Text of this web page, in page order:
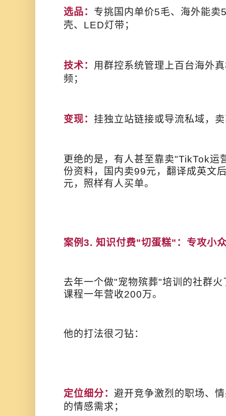
选品： 专挑国内单价5毛、海外能卖
壳、LED灯带；
技术： 用群控系统管理上百台海外
频；
变现： 挂独立站链接或导流私域，
更绝的是，有人甚至靠卖"TikTok
份资料，国内卖99元，翻译成英文
元，照样有人买单。
案例3. 知识付费"切蛋糕"：专攻小
去年一个做"宠物殡葬"培训的社群
课程一年营收200万。
他的打法很刁钻：
定位细分： 避开竞争激烈的职场、
的情感需求；